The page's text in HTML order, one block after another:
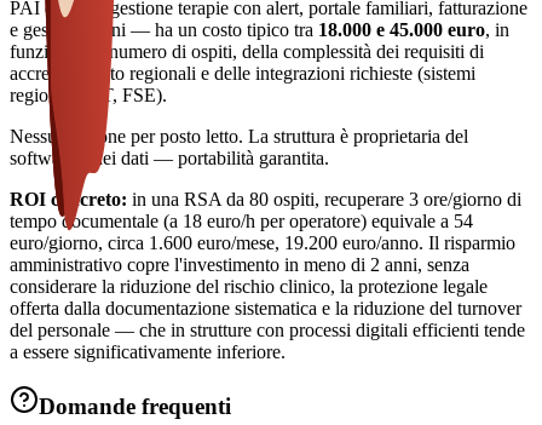
PAI digitale, gestione terapie con alert, portale familiari, fatturazione
e gestione turni — ha un costo tipico tra 18.000 e 45.000 euro, in
funzione del numero di ospiti, della complessità dei requisiti di
accreditamento regionali e delle integrazioni richieste (sistemi
regionali, IoT, FSE).
Nessun canone per posto letto. La struttura è proprietaria del
software e dei dati — portabilità garantita.
ROI concreto: in una RSA da 80 ospiti, recuperare 3 ore/giorno di
tempo documentale (a 18 euro/h per operatore) equivale a 54
euro/giorno, circa 1.600 euro/mese, 19.200 euro/anno. Il risparmio
amministrativo copre l'investimento in meno di 2 anni, senza
considerare la riduzione del rischio clinico, la protezione legale
offerta dalla documentazione sistematica e la riduzione del turnover
del personale — che in strutture con processi digitali efficienti tende
a essere significativamente inferiore.
Domande frequenti